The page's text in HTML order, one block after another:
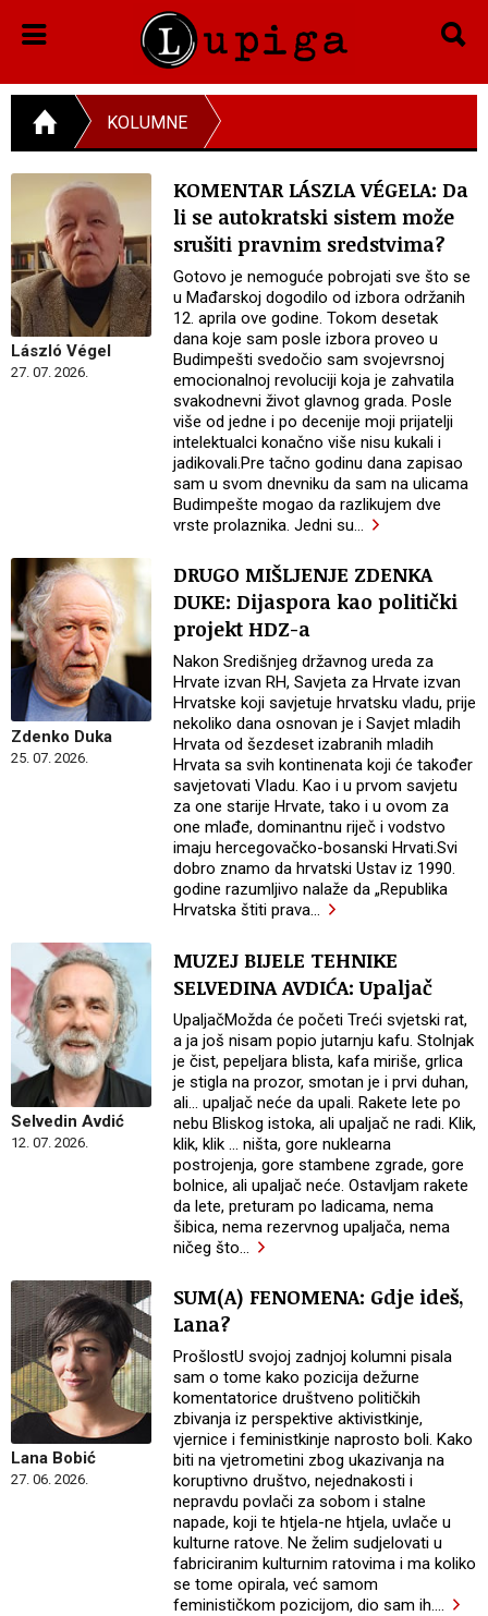
KOLUMNE
László Végel
27. 07. 2026.
KOMENTAR LÁSZLA VÉGELA: Da
li se autokratski sistem može
srušiti pravnim sredstvima?
Gotovo je nemoguće pobrojati sve što se
u Mađarskoj dogodilo od izbora održanih
12. aprila ove godine. Tokom desetak
dana koje sam posle izbora proveo u
Budimpešti svedočio sam svojevrsnoj
emocionalnoj revoluciji koja je zahvatila
svakodnevni život glavnog grada. Posle
više od jedne i po decenije moji prijatelji
intelektualci konačno više nisu kukali i
jadikovali.Pre tačno godinu dana zapisao
sam u svom dnevniku da sam na ulicama
Budimpešte mogao da razlikujem dve
vrste prolaznika. Jedni su…
Zdenko Duka
25. 07. 2026.
DRUGO MIŠLJENJE ZDENKA
DUKE: Dijaspora kao politički
projekt HDZ-a
Nakon Središnjeg državnog ureda za
Hrvate izvan RH, Savjeta za Hrvate izvan
Hrvatske koji savjetuje hrvatsku vladu, prije
nekoliko dana osnovan je i Savjet mladih
Hrvata od šezdeset izabranih mladih
Hrvata sa svih kontinenata koji će također
savjetovati Vladu. Kao i u prvom savjetu
za one starije Hrvate, tako i u ovom za
one mlađe, dominantnu riječ i vodstvo
imaju hercegovačko-bosanski Hrvati.Svi
dobro znamo da hrvatski Ustav iz 1990.
godine razumljivo nalaže da „Republika
Hrvatska štiti prava…
Selvedin Avdić
12. 07. 2026.
MUZEJ BIJELE TEHNIKE
SELVEDINA AVDIĆA: Upaljač
UpaljačMožda će početi Treći svjetski rat,
a ja još nisam popio jutarnju kafu. Stolnjak
je čist, pepeljara blista, kafa miriše, grlica
je stigla na prozor, smotan je i prvi duhan,
ali... upaljač neće da upali. Rakete lete po
nebu Bliskog istoka, ali upaljač ne radi. Klik,
klik, klik ... ništa, gore nuklearna
postrojenja, gore stambene zgrade, gore
bolnice, ali upaljač neće. Ostavljam rakete
da lete, preturam po ladicama, nema
šibica, nema rezervnog upaljača, nema
ničeg što
Lana Bobić
27. 06. 2026.
SUM(A) FENOMENA: Gdje ideš,
Lana?
ProšlostU svojoj zadnjoj kolumni pisala
sam o tome kako pozicija dežurne
komentatorice društveno političkih
zbivanja iz perspektive aktivistkinje,
vjernice i feministkinje naprosto boli. Kako
biti na vjetrometini zbog ukazivanja na
koruptivno društvo, nejednakosti i
nepravdu povlači za sobom i stalne
napade, koji te htjela-ne htjela, uvlače u
kulturne ratove. Ne želim sudjelovati u
fabriciranim kulturnim ratovima i ma koliko
se tome opirala, već samom
feminističkom pozicijom, dio sam ih.…